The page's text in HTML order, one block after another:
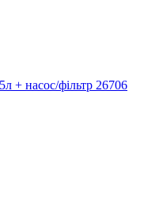
+ насос/фільтр 26706